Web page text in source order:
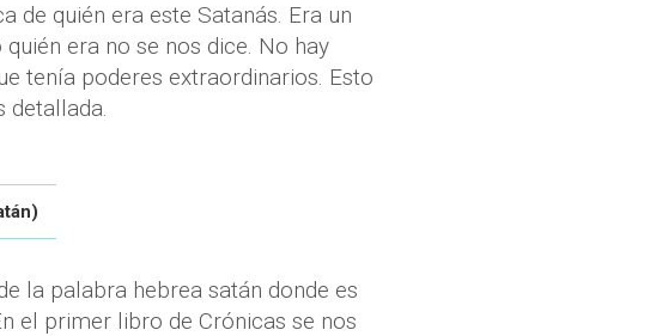
de quién era este Satanás. Era un
era no se nos dice. No hay
tenía poderes extraordinarios. Esto
detallada.
la palabra hebrea satán donde es
el primer libro de Crónicas se nos